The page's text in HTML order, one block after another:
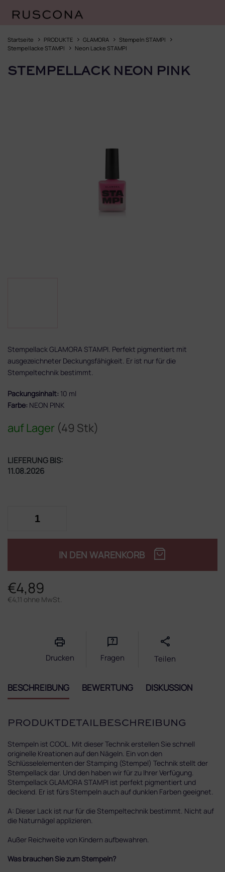
Inhalt
springen
Startseite PRODUKTE GLAMORA
Stempeln STAMPI
Stempellacke STAMPI
Neon Lacke STAMPI
STEMPELLACK NEON PINK
€4,89
€4,11 ohne MwSt.
auf Lager (49 Stk)
LIEFERUNG BIS:
11.08.2026
IN DEN WARENKORB
Stempellack GLAMORA STAMPI. Perfekt pigmentiert mit
ausgezeichneter Deckungsfähigkeit. Er ist nur für die
Stempeltechnik bestimmt.
Packungsinhalt: 10 ml
Farbe: NEON PINK
Drucken Fragen Teilen
BESCHREIBUNG BEWERTUNG DISKUSSION
PRODUKTDETAILBESCHREIBUNG
Stempeln ist COOL. Mit dieser Technik erstellen Sie schnell
originelle Kreationen auf den Nägeln. Ein von den
Schlüsselelementen der Stamping (Stempel) Technik stellt der
Stempellack dar. Und den haben wir für zu Ihrer Verfügung.
Stempellack GLAMORA STAMPI ist perfekt pigmentiert und
deckend. Er ist fürs Stempeln auch auf dunklen Farben geeignet.
A: Dieser Lack ist nur für die Stempeltechnik bestimmt. Nicht auf
die Naturnägel applizieren.
Außer Reichweite von Kindern aufbewahren.
Was brauchen Sie zum Stempeln?